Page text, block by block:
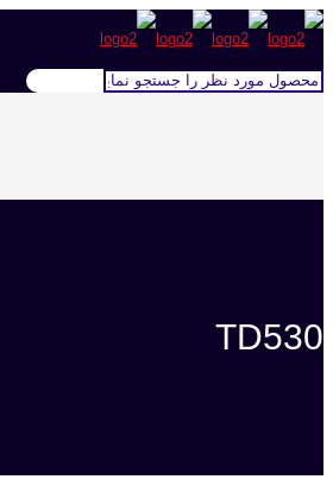
TD530